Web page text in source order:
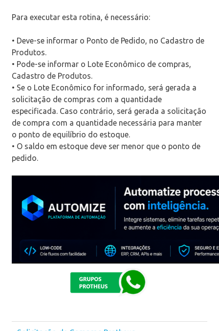
Para executar esta rotina, é necessário:
• Deve-se informar o Ponto de Pedido, no Cadastro de
Produtos.
• Pode-se informar o Lote Econômico de compras,
Cadastro de Produtos.
• Se o Lote Econômico for informado, será gerada a
solicitação de compras com a quantidade
especificada. Caso contrário, será gerada a solicitação
de compra com a quantidade necessária para manter
o ponto de equilíbrio do estoque.
• O saldo em estoque deve ser menor que o ponto de
pedido.